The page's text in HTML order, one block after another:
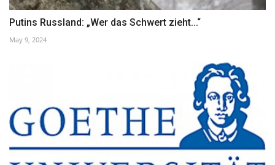
Putins Russland: „Wer das Schwert zieht...“
May 9, 2024